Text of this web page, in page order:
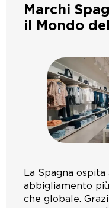
Marchi
il Mondo
La Spagna
abbigliamento
che globale.